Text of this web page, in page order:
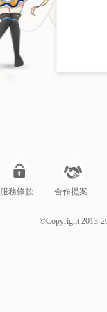
服務條款 合作提案
©Copyright 2013-